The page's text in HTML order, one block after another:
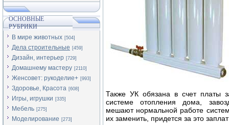
ОСНОВНЫЕ
РУБРИКИ
В мире животных [504]
Дела строительные [459]
Дизайн, интерьер [729]
Домашнему мастеру [2110]
Женсовет: рукоделие+ [993]
Здоровье, Красота [608]
Игры, игрушки [335]
Мебель [275]
Моделирование [273]
Также УК обязана в счет платы
системе отопления дома,
мешают нормальной работе
их заменить, придется за это